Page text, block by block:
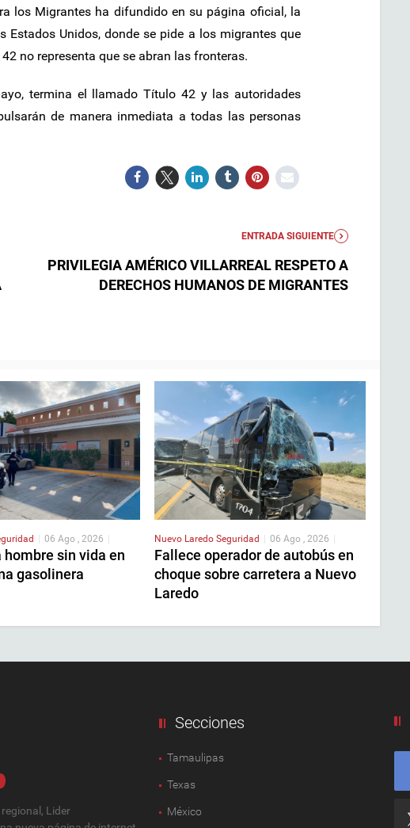
los Migrantes ha difundido en su página oficial, la
Estados Unidos, donde se pide a los migrantes que
no representa que se abran las fronteras.
termina el llamado Título 42 y las autoridades
de manera inmediata a todas las personas
ENTRADA SIGUIENTE
PRIVILEGIA AMÉRICO VILLARREAL RESPETO A
DERECHOS HUMANOS DE MIGRANTES
06 Ago , 2026
hombre sin vida en
gasolinera
Nuevo Laredo Seguridad 06 Ago , 2026
Fallece operador de autobús en
choque sobre carretera a Nuevo
Laredo
Lider
Secciones
Tamaulipas
Texas
México